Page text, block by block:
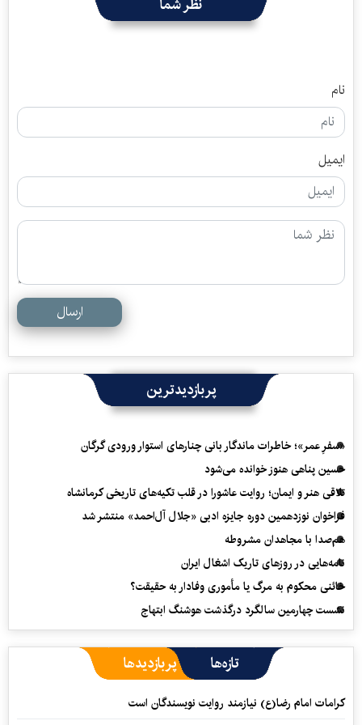
نام
ایمیل
ارسال
پربازدیدترین
«سفرِ عمر»؛ خاطرات ماندگار بانی چنارهای استوار ورودی گرگان
حسین پناهی هنوز خوانده می‌شود
تلاقی هنر و ایمان؛ روایت عاشورا در قلب تکیه‌های تاریخی کرمانشاه
فراخوان نوزدهمین دوره جایزه ادبی «جلال آل‌احمد» منتشر شد
هم‌صدا با مجاهدان مشروطه
نامه‌هایی در روزهای تاریک اشغال ایران
خائنی محکوم به مرگ یا مأموری وفادار به حقیقت؟
نشست چهارمین سالگرد درگذشت هوشنگ ابتهاج
تازه‌ها پربازدیدها
کرامات امام رضا(ع) نیازمند روایت نویسندگان است